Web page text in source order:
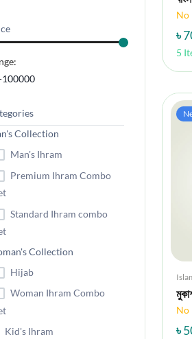
No
৳
5
No
৳
Collection
Man's Ihram
Premium Ihram Combo
Standard Ihram combo
Collection
Hijab
Woman Ihram Combo
Kid's Ihram